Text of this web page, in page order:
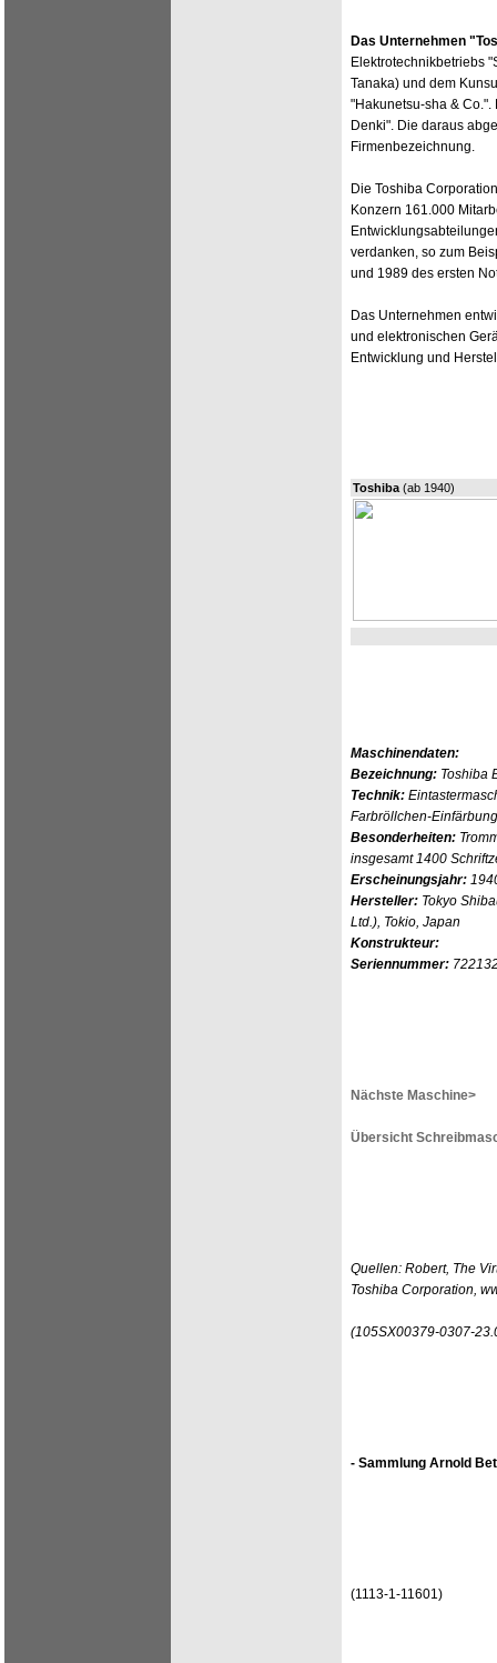
Das Unternehmen
Elektrotechnikbetriebs
Tanaka) und dem
"Hakunetsu-sha &
Denki". Die daraus
Firmenbezeichnung.
Die Toshiba
Konzern 161.000
verdanken, so zum
und 1989 des ersten
Das Unternehmen
und elektronischen
Entwicklung und
Toshiba (ab 1940)
Maschinendaten:
Bezeichnung: Toshiba
Technik:
Farbröllchen-Einfärbung
Besonderheiten:
insgesamt 1400
Erscheinungsjahr:
Hersteller: Tokyo
Ltd.), Tokio, Japan
Konstrukteur:
Seriennummer:
Nächste Maschine>
Übersicht
Quellen: Robert, The
Toshiba Corporation,
(105SX00379-0307-
- Sammlung Arnold
(1113-1-11601)